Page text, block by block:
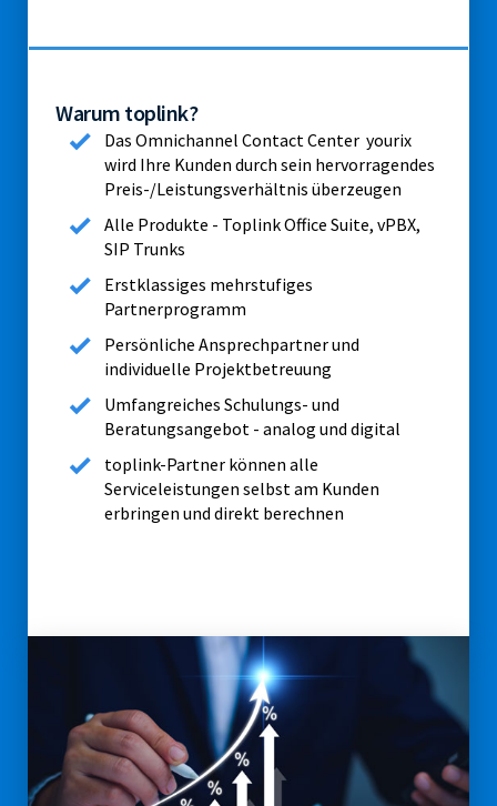
Warum toplink?
Das Omnichannel Contact Center yourix
wird Ihre Kunden durch sein hervorragendes
Preis-/Leistungsverhältnis überzeugen
Alle Produkte - Toplink Office Suite, vPBX,
SIP Trunks
Erstklassiges mehrstufiges
Partnerprogramm
Persönliche Ansprechpartner und
individuelle Projektbetreuung
Umfangreiches Schulungs- und
Beratungsangebot - analog und digital
toplink-Partner können alle
Serviceleistungen selbst am Kunden
erbringen und direkt berechnen